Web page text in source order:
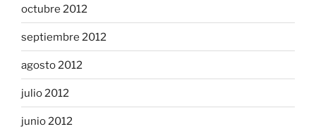
octubre 2012
septiembre 2012
agosto 2012
julio 2012
junio 2012